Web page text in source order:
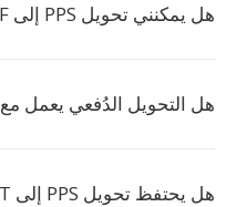
هل يمكنني تحويل PPS إلى PDF؟
هل التحويل الدُفعي يعمل مع PPS؟
هل يحتفظ تحويل PPS إلى PPT بجميع الشرائح؟